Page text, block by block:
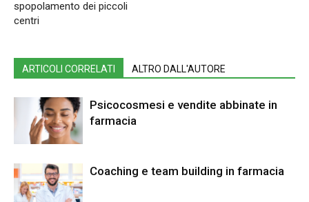
spopolamento dei piccoli
centri
ARTICOLI CORRELATI ALTRO DALL'AUTORE
Psicocosmesi e vendite abbinate in
farmacia
Coaching e team building in farmacia